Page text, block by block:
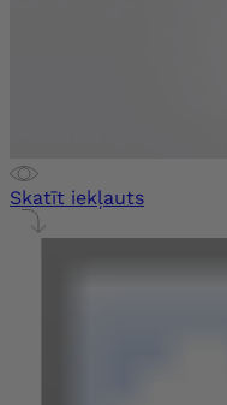
Skatīt iekļauts